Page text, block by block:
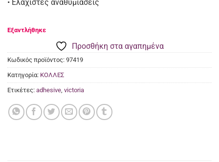
• Ελάχιστες αναθυμιάσεις
Προσθήκη στα αγαπημένα
Κωδικός προϊόντος: 97419
Κατηγορία: ΚΟΛΛΕΣ
Ετικέτες: adhesive, victoria